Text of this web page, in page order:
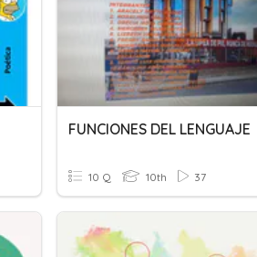
FUNCIONES DEL LENGUAJE
10 Q 10th 37